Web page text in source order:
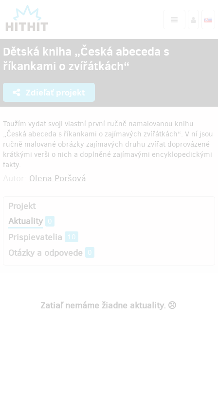
Dětská kniha „Česká abeceda s
říkankami o zvířátkách“
Zdieľať projekt
Toužím vydat svoji vlastní první ručně namalovanou knihu
„Česká abeceda s říkankami o zajímavých zvířátkách“. V ní jsou
ručně malované obrázky zajímavých druhu zvířat doprovázené
krátkými verši o nich a doplněné zajímavými encyklopedickými
fakty.
Olena Poršová
Projekt
Aktuality 0
Prispievatelia 10
Otázky a odpovede 0
Zatiaľ nemáme žiadne aktuality.